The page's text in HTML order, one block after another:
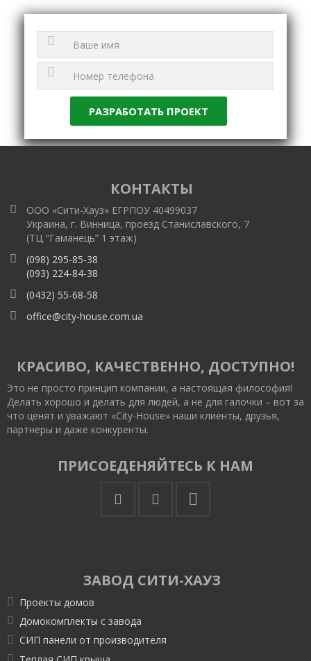
КОНТАКТЫ
ООО «Сити-Хауз» ЕГРПОУ 40499037
Украина, г. Винница, проезд Станиславского, 7
(ТЦ “Гаманець” 1 этаж)
(098) 295-85-38
(093) 224-84-38
(0432) 55-68-58
office@city-house.com.ua
КРАСИВО, КАЧЕСТВЕННО, ДОСТУПНО!
Это не просто принцип компании, а настоящая философия!
Делать хорошо и делать для людей, а не для галочки – вот за
что ценят и уважают «City-House» наши клиенты, друзья,
партнеры и даже конкуренты.
ПРИСОЕДЕНЯЙТЕСЬ К НАМ
ЗАВОД СИТИ-ХАУЗ
Проекты домов
Домокомплекты с завода
СИП панели от производителя